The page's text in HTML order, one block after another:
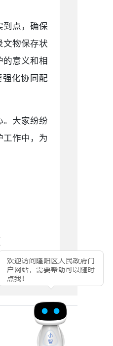
到点，确保
文物保存状
的意义和相
化协同配
。大家纷纷
作中，为